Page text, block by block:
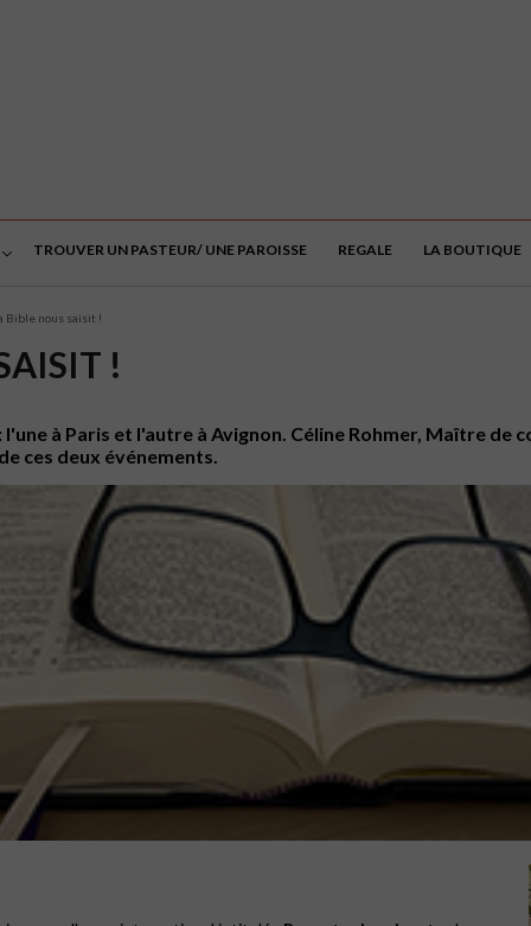
TROUVER UN PASTEUR/ UNE PAROISSE REGALE LA BOUTIQUE
Bible nous saisit !
!
à Paris et l'autre à Avignon. Céline Rohmer, Maître de
ces deux événements.